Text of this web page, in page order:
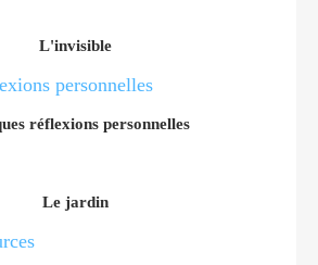
L'invisible
réflexions personnelles
Le jardin